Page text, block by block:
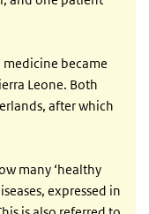
became
Leone. Both
after which
many ‘healthy
expressed in